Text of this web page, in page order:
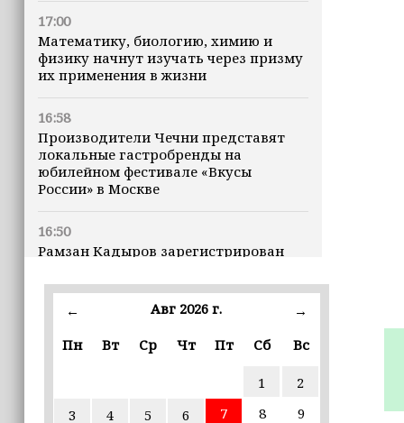
17:00
Математику, биологию, химию и
физику начнут изучать через призму
их применения в жизни
16:58
Производители Чечни представят
локальные гастробренды на
юбилейном фестивале «Вкусы
России» в Москве
16:50
Рамзан Кадыров зарегистрирован
16:47
землетрясения, рассказала
16:12
← Авг 2026 г.
→
Пн
Вт Ср Чт Пт Сб Вс
1
2
3
4 5 6 7 8
9